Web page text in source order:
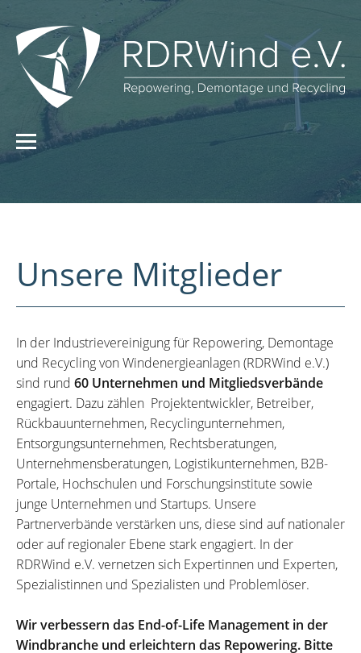
Unsere Mitglieder
In der Industrievereinigung für Repowering, Demontage
und Recycling von Windenergieanlagen (RDRWind e.V.)
sind rund 60 Unternehmen und Mitgliedsverbände
engagiert. Dazu zählen Projektentwickler, Betreiber,
Rückbauunternehmen, Recyclingunternehmen,
Entsorgungsunternehmen, Rechtsberatungen,
Unternehmensberatungen, Logistikunternehmen, B2B-
Portale, Hochschulen und Forschungsinstitute sowie
junge Unternehmen und Startups. Unsere
Partnerverbände verstärken uns, diese sind auf nationaler
oder auf regionaler Ebene stark engagiert. In der
RDRWind e.V. vernetzen sich Expertinnen und Experten,
Spezialistinnen und Spezialisten und Problemlöser.
Wir verbessern das End-of-Life Management in der
Windbranche und erleichtern das Repowering. Bitte